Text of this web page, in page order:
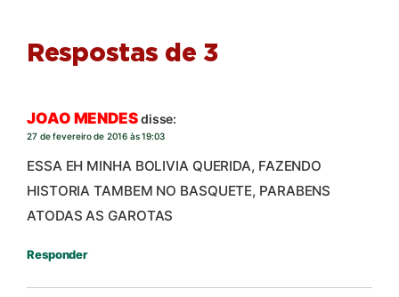
Respostas de 3
JOAO MENDESdisse:
27 de fevereiro de 2016 às 19:03
ESSA EH MINHA BOLIVIA QUERIDA, FAZENDO
HISTORIA TAMBEM NO BASQUETE, PARABENS
ATODAS AS GAROTAS
Responder